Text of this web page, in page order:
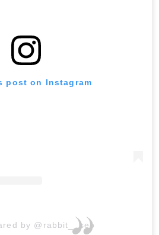
post on Instagram
by @rabbit__seo